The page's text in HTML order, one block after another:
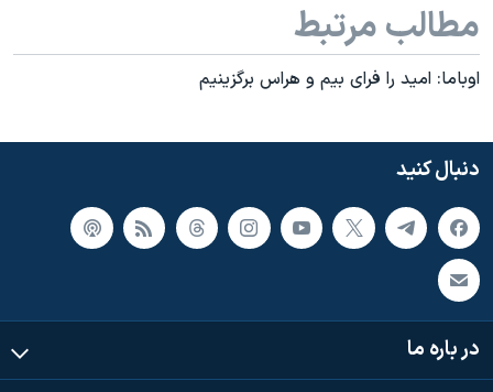
مطالب مرتبط
اوباما: اميد را فرای بيم و هراس برگزينيم
دنبال کنید
در باره ما